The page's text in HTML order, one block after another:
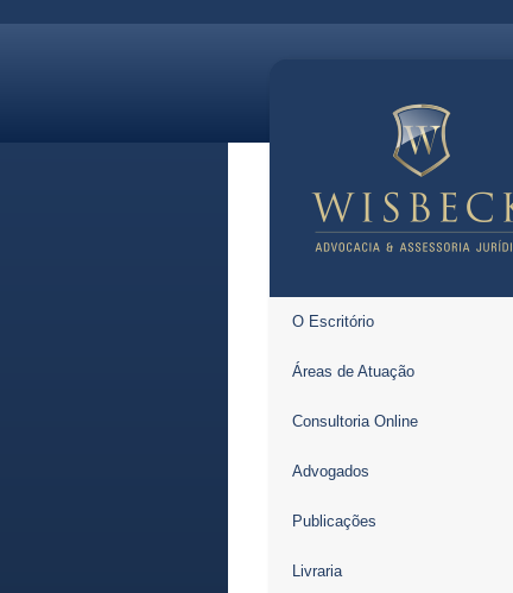
O Escritório
Áreas de Atuação
Consultoria Online
Advogados
Publicações
Livraria